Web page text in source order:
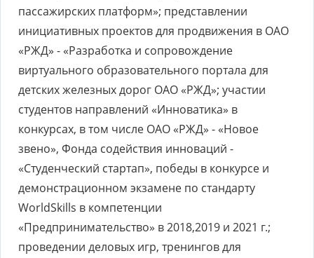
пассажирских платформ»; представлении
инициативных проектов для продвижения в ОАО
«РЖД» - «Разработка и сопровождение
виртуального образовательного портала для
детских железных дорог ОАО «РЖД»; участии
студентов направлений «Инноватика» в
конкурсах, в том числе ОАО «РЖД» - «Новое
звено», Фонда содействия инноваций -
«Студенческий стартап», победы в конкурсе и
демонстрационном экзамене по стандарту
WorldSkills в компетенции
«Предпринимательство» в 2018,2019 и 2021 г.;
проведении деловых игр, тренингов для